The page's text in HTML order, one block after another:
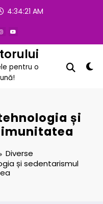
4:34:21 AM
pentru o
și
Diverse
și sedentarismul